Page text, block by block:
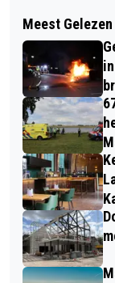
OMDAT
TE GEVEN
MAN
MET
CAPELLE
Meest Gelezen